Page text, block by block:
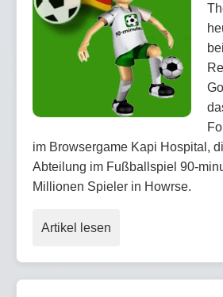
im Browsergame Kapi Hospital,
Abteilung im Fußballspiel 90-
Millionen Spieler in Howrse.
Artikel lesen